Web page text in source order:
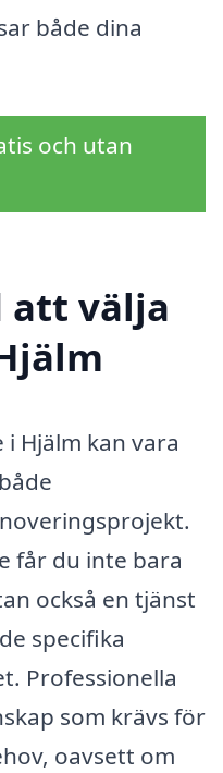
både dina
och utan
att välja
Hjälm kan vara
får du inte bara
också en tjänst
specifika
Professionella
som krävs för
oavsett om